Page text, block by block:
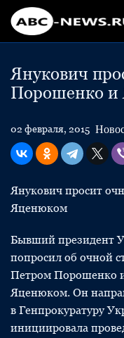
Янукович
Порошенко
02 февраля, 2015
Янукович просит
Яценюком
Бывший президент
попросил об очной
Петром Порошенко
Яценюком. Он
в Генпрокуратуру
инициировала